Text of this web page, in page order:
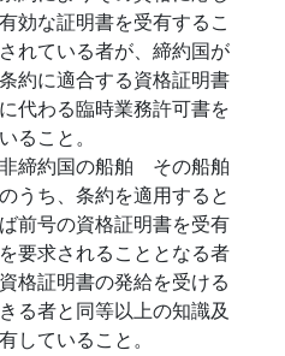
効な証明書を受有するこ
れている者が、締約国が
約に適合する資格証明書
代わる臨時業務許可書を
ること。
締約国の船舶 その船舶
うち、条約を適用すると
前号の資格証明書を受有
要求されることとなる者
格証明書の発給を受ける
る者と同等以上の知識及
していること。